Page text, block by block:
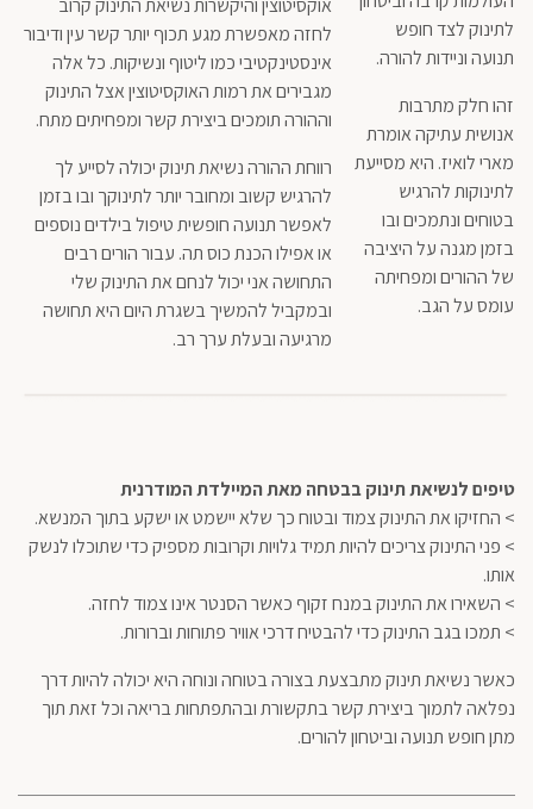
לתינוק לצד חופש
תנועה וניידות להורה.
זהו חלק מתרבות
אנושית עתיקה אומרת
מארי לואיז. היא מסייעת
לתינוקות להרגיש
בטוחים ונתמכים ובו
בזמן מגנה על היציבה
של ההורים ומפחיתה
עומס על הגב.
לחזה מאפשרת מגע תכוף יותר קשר עין ודיבור
אינסטינקטיבי כמו ליטוף ונשיקות. כל אלה
מגבירים את רמות האוקסיטוצין אצל התינוק
וההורה תומכים ביצירת קשר ומפחיתים מתח.
רווחת ההורה נשיאת תינוק יכולה לסייע לך
להרגיש קשוב ומחובר יותר לתינוקך ובו בזמן
לאפשר תנועה חופשית טיפול בילדים נוספים
או אפילו הכנת כוס תה. עבור הורים רבים
התחושה אני יכול לנחם את התינוק שלי
ובמקביל להמשיך בשגרת היום היא תחושה
מרגיעה ובעלת ערך רב.
טיפים לנשיאת תינוק בבטחה מאת המיילדת המודרנית
> החזיקו את התינוק צמוד ובטוח כך שלא יישמט או ישקע בתוך המנשא.
> פני התינוק צריכים להיות תמיד גלויות וקרובות מספיק כדי שתוכלו לנשק
אותו.
> השאירו את התינוק במנח זקוף כאשר הסנטר אינו צמוד לחזה.
> תמכו בגב התינוק כדי להבטיח דרכי אוויר פתוחות וברורות.
כאשר נשיאת תינוק מתבצעת בצורה בטוחה ונוחה היא יכולה להיות דרך
נפלאה לתמוך ביצירת קשר בתקשורת ובהתפתחות בריאה וכל זאת תוך
מתן חופש תנועה וביטחון להורים.